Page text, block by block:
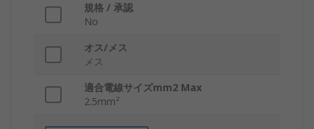
規格 / 承認
No
オス/メス
メス
適合電線サイズmm2 Max
2.5mm²